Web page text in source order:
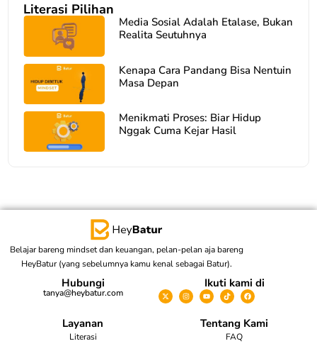
Mengubah Perspektif dari Konsumtif
Kenapa Cara Pandang Bisa Nentuin
Masa Depan
Overthinking vs Refleksi: Beda Tipis
Dampaknya Besar
Belajar Ngatur Ekspektasi Biar Nggak
Literasi Pilihan
Media Sosial Adalah Etalase, Bukan
Realita Seutuhnya
Kenapa Cara Pandang Bisa Nentuin
Masa Depan
Menikmati Proses: Biar Hidup
Nggak Cuma Kejar Hasil
Belajar bareng mindset dan keuangan, pelan-pelan aja bareng
HeyBatur (yang sebelumnya kamu kenal sebagai Batur).
Hubungi
tanya@heybatur.com
Ikuti kami di
Layanan
Literasi
Tentang Kami
FAQ